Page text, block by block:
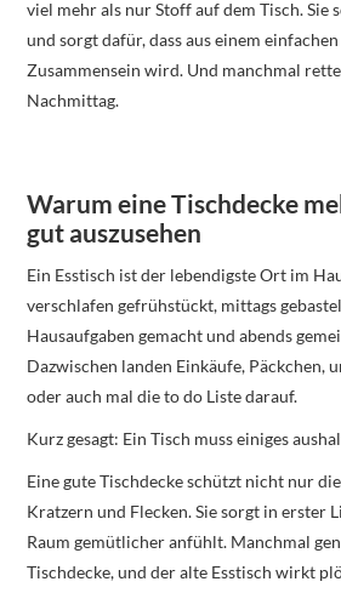
viel mehr als nur Stoff auf dem Tisch. Sie
und sorgt dafür, dass aus einem
Zusammensein wird. Und manchmal
Nachmittag.
Warum eine Tischdecke
gut auszusehen
Ein Esstisch ist der lebendigste Ort im
verschlafen gefrühstückt, mittags
Hausaufgaben gemacht und abends
Dazwischen landen Einkäufe, Päckchen,
oder auch mal die to do Liste darauf.
Kurz gesagt: Ein Tisch muss einiges
Eine gute Tischdecke schützt nicht nur
Kratzern und Flecken. Sie sorgt in erster
Raum gemütlicher anfühlt. Manchmal
Tischdecke, und der alte Esstisch wirkt